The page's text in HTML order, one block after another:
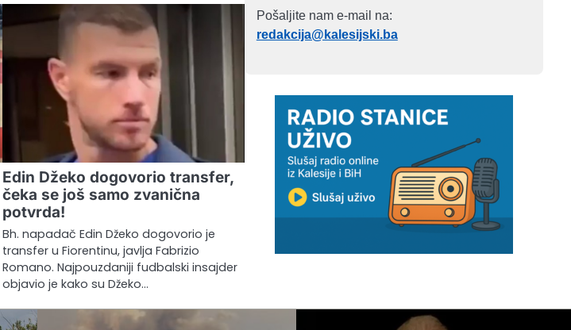
Edin Džeko dogovorio transfer,
čeka se još samo zvanična
potvrda!
Bh. napadač Edin Džeko dogovorio je
transfer u Fiorentinu, javlja Fabrizio
Romano. Najpouzdaniji fudbalski insajder
objavio je kako su Džeko…
Pošaljite nam e-mail na:
redakcija@kalesijski.ba